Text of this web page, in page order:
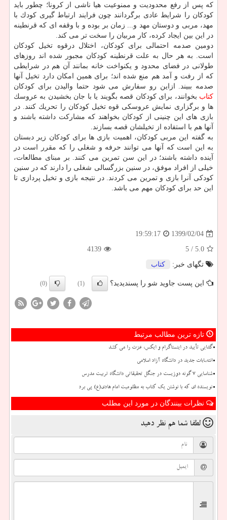
كه پس از رفع محدودیت و ممنوعیت هیا ناشی از كرونا؛ چطور باید
كودكان را شرایط عادی برگردانند چون فرایند ارتباط گیری كودك با
مهد، مربی و دوستان مهد و... زمان بر بوده و با وقفه ای كه قرنطینه
در این بین ایجاد كرده، كار مربیان را سخت تر می كند.
دومین صدمه احتمالی برای كودكان، اختلال درقوه تخیل كودكان
است. به هر حال به علت قرنطینه كودكان مجبور شده اند روزهای
طولانی در فضای محدود و یكنواخت خانه بمانند آن هم در شرایطی
كه از رفت و آمد هم منع شده اند؛ برای همین امكان دارد تخیل آنها
صدمه ببیند. ازاین رو سفارش می شود حتما والیدن برای كودكان
كتاب بخوانند، برای كودكان قصه بگویند یا با جان بخشیدن به عروسك
ها و برگزاری نمایش عروسكی قوه تخیل كودكان را تحریك كنند. در
بازی های این چنینی از كودكان بخواهند كه مشاركت داشته باشند و
آنها هم با استفاده از تخیلشان قصه بسازند.
به گفته این مربی كودكان، اهمیت بازی ها برای كودكان زیر دبستان
به این است كه آنها می توانند حرفه و شغلی را كه مقرر است در
آینده داشته باشند؛ در این سن تمرین می كنند. بر مبنای مطالعات،
خیلی از افراد موفق، در سنین بزرگسالی شغلی را دارند كه در سنین
كودكی آنرا بازی و تمرین می كردند. در نتیجه بازی و تخیل پردازی تا
این حد برای كودكان مهم می باشد.
1399/02/04
19:59:17
5.0
/ 5
4139
تگهای خبر:
كتاب
این پست جاوید شو را پسندیدید؟ (1)
(0)
تازه ترین مطالب مرتبط
گدایی تأیید در اینستاگرام و ایکس، عزت را می کشد
انتصابات جدید در دانشگاه آزاد اسلامی
شناسایی ۷ گونه دوزیست در جنگل تحقیقاتی دانشگاه تربیت مدرس
نویسنده ای که با نوشتن یک کتاب به مظلومیت امام هادی(ع) پی برد
نظرات بینندگان در مورد این مطلب
لطفا شما هم نظر دهید